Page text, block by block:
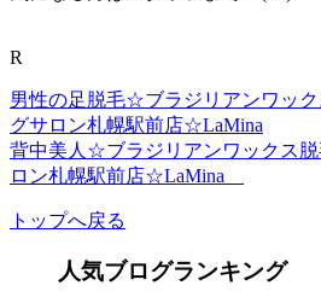
R
男性の足脱毛☆ブラジリアンワッ
グサロン札幌駅前店☆LaMina
背中美人☆ブラジリアンワックス
ロン札幌駅前店☆LaMina
トップへ戻る
人気ブログランキング